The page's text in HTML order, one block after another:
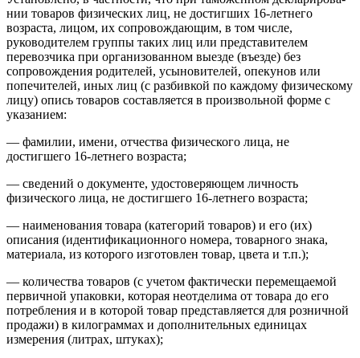
нии товаров физических лиц, не достигших 16-летнего
возраста, лицом, их сопровождающим, в том числе,
руководителем груп­пы таких лиц или представителем
перевозчика при организованном выезде (въезде) без
сопровожде­ния родителей, усыновителей, опекунов или
попечителей, иных лиц (с разбивкой по каждому фи­зическому
лицу) опись товаров со­ставляется в произвольной форме с
указанием:
— фамилии, имени, отчества фи­зического лица, не
достигшего 16-летнего возраста;
— сведений о документе, удосто­веряющем личность
физического лица, не достигшего 16-летнего возраста;
— наименования товара (катего­рий товаров) и его (их)
описания (идентификационного номера, то­варного знака,
материала, из ко­торого изготовлен товар, цвета и т.п.);
— количества товаров (с учетом фактически перемещаемой
пер­вичной упаковки, которая неотде­лима от товара до его
потребления и в которой товар представляется для розничной
продажи) в кило­граммах и дополнительных едини­цах
измерения (литрах, штуках);